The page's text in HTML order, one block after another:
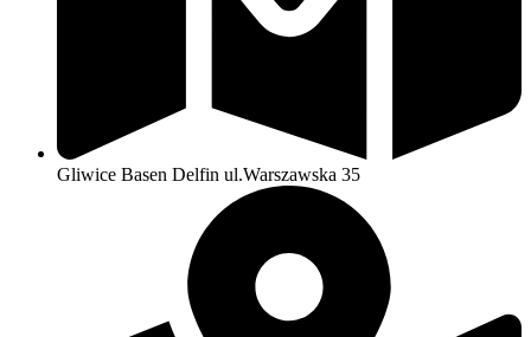
Gliwice Basen Delfin ul.Warszawska 35